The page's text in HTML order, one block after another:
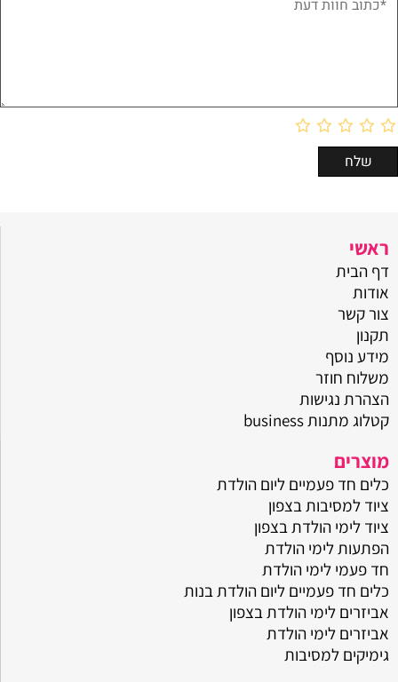
ראשי
דף הבית
אודות
צור קשר
תקנון
מידע נוסף
משלוח חוזר
הצהרת נגישות
קטלוג מתנות business
מוצרים
כלים חד פעמיים ליום הולדת
ציוד למסיבות בצפון
ציוד לימי הולדת בצפון
הפתעות לימי הולדת
חד פעמי לימי הולדת
כלים חד פעמיים ליום הולדת בנות
אביזרים לימי הולדת בצפון
אביזרים לימי הולדת
גימיקים למסיבות